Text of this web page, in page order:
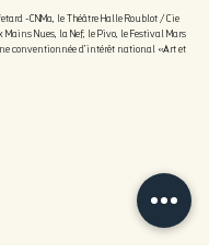
-CNMa, le Théâtre Halle Roublot / Cie
Mains Nues, la Nef, le Pivo, le Festival Mars
conventionnée d’intérêt national «Art et